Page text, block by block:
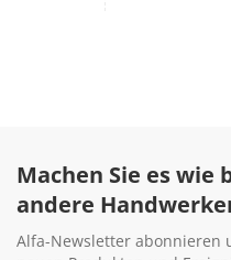
Machen Sie es wie
andere
Alfa-Newsletter abonnieren